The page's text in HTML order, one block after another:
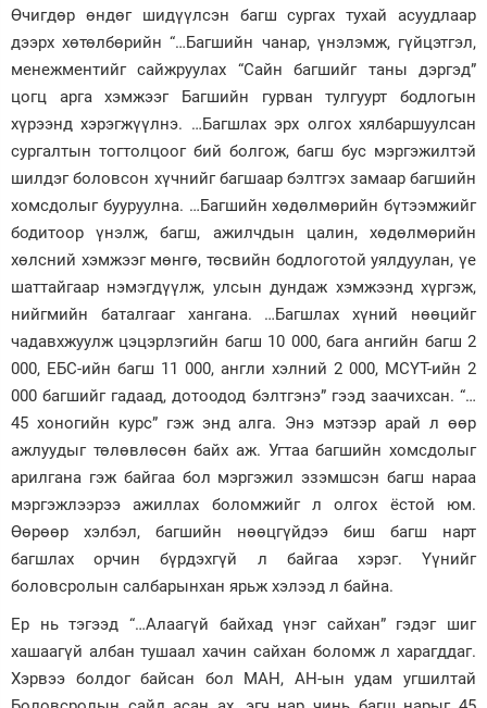
Өчигдөр өндөг шидүүлсэн багш сургах тухай асуудлаар
дээрх хөтөлбөрийн “…Багшийн чанар, үнэлэмж, гүйцэтгэл,
менежментийг сайжруулах “Сайн багшийг таны дэргэд”
цогц арга хэмжээг Багшийн гурван тулгуурт бодлогын
хүрээнд хэрэгжүүлнэ. …Багшлах эрх олгох хялбаршуулсан
сургалтын тогтолцоог бий болгож, багш бус мэргэжилтэй
шилдэг боловсон хүчнийг багшаар бэлтгэх замаар багшийн
хомсдолыг бууруулна. …Багшийн хөдөлмөрийн бүтээмжийг
бодитоор үнэлж, багш, ажилчдын цалин, хөдөлмөрийн
хөлсний хэмжээг мөнгө, төсвийн бодлоготой уялдуулан, үе
шаттайгаар нэмэгдүүлж, улсын дундаж хэмжээнд хүргэж,
нийгмийн баталгааг хангана. …Багшлах хүний нөөцийг
чадавхжуулж цэцэрлэгийн багш 10 000, бага ангийн багш 2
000, ЕБС-ийн багш 11 000, англи хэлний 2 000, МСҮТ-ийн 2
000 багшийг гадаад, дотоодод бэлтгэнэ” гээд заачихсан. “…
45 хоногийн курс” гэж энд алга. Энэ мэтээр арай л өөр
ажлуудыг төлөвлөсөн байх аж. Угтаа багшийн хомсдолыг
арилгана гэж байгаа бол мэргэжил эзэмшсэн багш нараа
мэргэжлээрээ ажиллах боломжийг л олгох ёстой юм.
Өөрөөр хэлбэл, багшийн нөөцгүйдээ биш багш нарт
багшлах орчин бүрдэхгүй л байгаа хэрэг. Үүнийг
боловсролын салбарынхан ярьж хэлээд л байна.
Ер нь тэгээд “…Алаагүй байхад үнэг сайхан” гэдэг шиг
хашаагүй албан тушаал хачин сайхан боломж л харагддаг.
Хэрвээ болдог байсан бол МАН, АН-ын удам угшилтай